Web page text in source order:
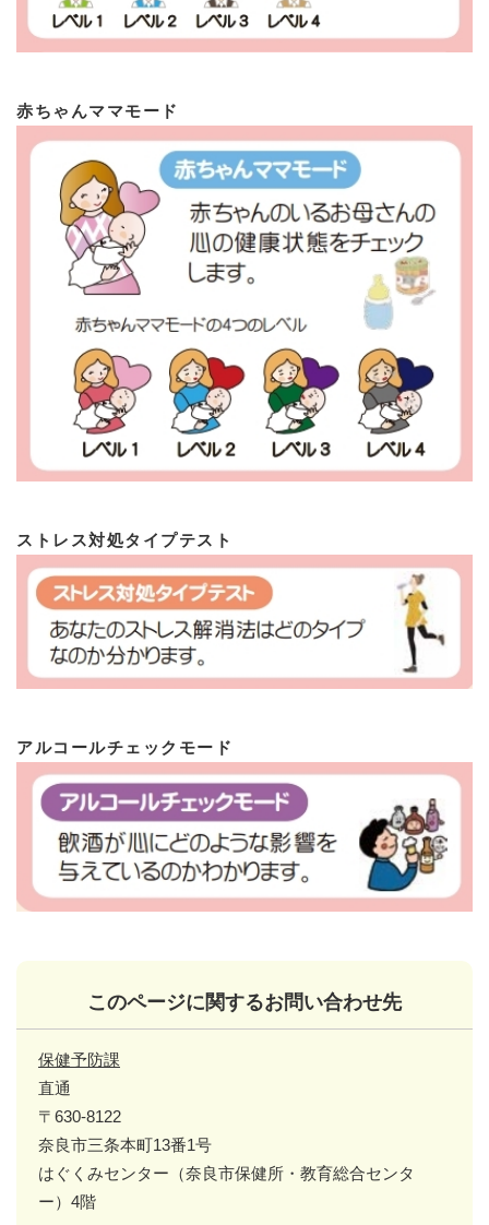
赤ちゃんママモード
ストレス対処タイプテスト
アルコールチェックモード
このページに関するお問い合わせ先
保健予防課
直通
〒630-8122
奈良市三条本町13番1号
はぐくみセンター（奈良市保健所・教育総合センタ
ー）4階